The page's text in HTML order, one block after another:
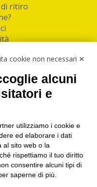
ritiro
pacchi nelle
italiane
|Firenze| Genova
cookie non necessari ✕
alcuni
e
utilizziamo i cookie e
ed elaborare i dati
al sito web o la
rispettiamo il tuo diritto
consentire alcuni tipi di
saperne di più.